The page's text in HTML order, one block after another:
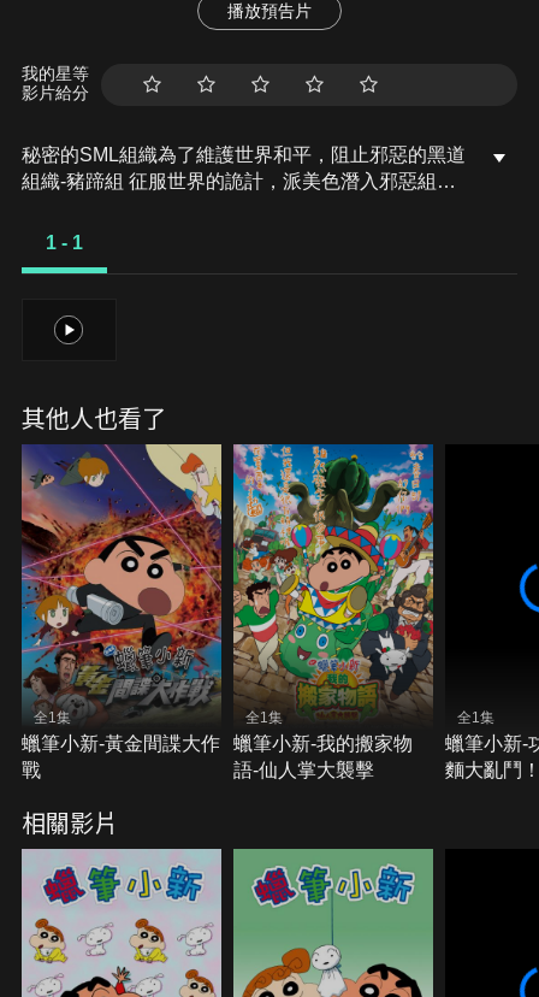
播放預告片
我的星等
影片給分
秘密的SML組織為了維護世界和平，阻止邪惡的黑道
組織-豬蹄組 征服世界的詭計，派美色潛入邪惡組
新也被捲入其中。原來邪惡組織要進行的計畫是，讓
者…
1 - 1
1
其他人也看了
全1集
蠟筆小新-黃金間諜大作
戰
全1集
蠟筆小新-我的搬家物
語-仙人掌大襲擊
全1集
蠟筆小新-
麵大亂鬥
相關影片